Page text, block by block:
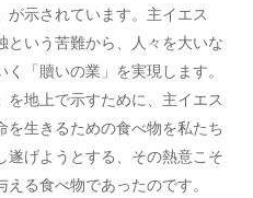
示されています。主イエス
という苦難から、人々を大いな
「贖いの業」を実現します。
地上で示すために、主イエス
生きるための食べ物を私たち
遂げようとする、その熱意こそ
る食べ物であったのです。